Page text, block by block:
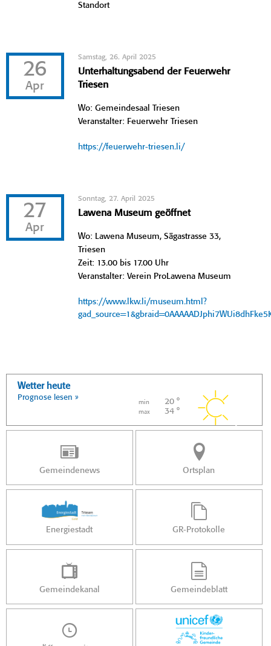
Standort
26
Apr
Samstag, 26. April 2025
Unterhaltungsabend der Feuerwehr
Triesen
Wo: Gemeindesaal Triesen
Veranstalter: Feuerwehr Triesen
https://feuerwehr-triesen.li/
27
Apr
Sonntag, 27. April 2025
Lawena Museum geöffnet
Wo: Lawena Museum, Sägastrasse 33,
Triesen
Zeit: 13.00 bis 17.00 Uhr
Veranstalter: Verein ProLawena Museum
https://www.lkw.li/museum.html?
Wetter heute
Prognose lesen »
min 20 °
max 34 °
Gemeindenews Ortsplan
Energiestadt GR-Protokolle
Gemeindekanal Gemeindeblatt